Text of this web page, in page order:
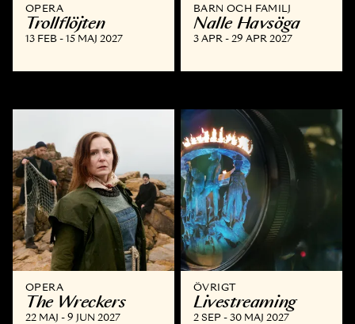
OPERA
Trollflöjten
13 FEB - 15 MAJ 2027
BARN OCH FAMILJ
Nalle Havsöga
3 APR - 29 APR 2027
OPERA
The Wreckers
22 MAJ - 9 JUN 2027
ÖVRIGT
Livestreaming
2 SEP - 30 MAJ 2027